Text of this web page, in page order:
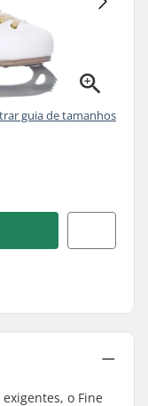
guia de tamanhos
o Fine